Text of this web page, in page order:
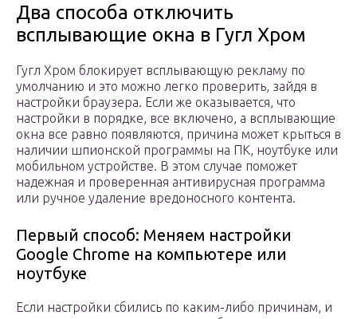
Два способа отключить
всплывающие окна в Гугл Хром
Гугл Хром блокирует всплывающую рекламу по
умолчанию и это можно легко проверить, зайдя в
настройки браузера. Если же оказывается, что
настройки в порядке, все включено, а всплывающие
окна все равно появляются, причина может крыться в
наличии шпионской программы на ПК, ноутбуке или
мобильном устройстве. В этом случае поможет
надежная и проверенная антивирусная программа
или ручное удаление вредоносного контента.
Первый способ: Меняем настройки
Google Chrome на компьютере или
ноутбуке
Если настройки сбились по каким-либо причинам, и